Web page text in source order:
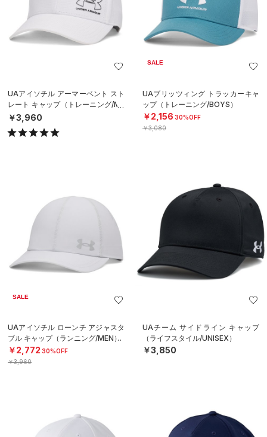
UAアイソチル アーマーベント スト
レート キャップ（トレーニング/ME
N）
￥3,960
SALE
UAブリッツィング トラッカーキャ
ップ（トレーニング/BOYS）
￥2,156 30%OFF
￥3,080
SALE
UAアイソチル ローンチ アジャスタ
ブル キャップ（ランニング/MEN）
￥2,772 30%OFF
￥3,960
UAチーム サイドライン キャップ
（ライフスタイル/UNISEX）
￥3,850